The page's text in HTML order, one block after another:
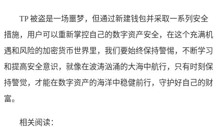
TP 被盗是一场噩梦，但通过新建钱包并采取一系列安全
措施，用户可以重新掌控自己的数字资产安全，在这个充满机
遇和风险的加密货币世界里，我们要始终保持警惕，不断学习
和提高安全意识，就像在波涛汹涌的大海中航行，只有时刻保
持警觉，才能在数字资产的海洋中稳健前行，守护好自己的财
富。
相关阅读：